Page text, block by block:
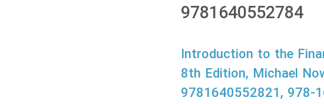
9781640552784
Introduction to the
8th Edition, Michael
9781640552821, 978-